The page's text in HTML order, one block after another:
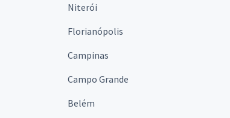
Niterói
Florianópolis
Campinas
Campo Grande
Belém